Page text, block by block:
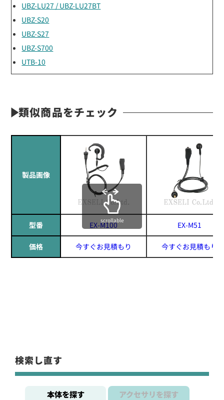
UBZ-LU27 / UBZ-LU27BT
UBZ-S20
UBZ-S27
UBZ-S700
UTB-10
類似商品をチェック
製品画像
型番 EX-M100 EX-M51
価格 今すぐお見積もり 今すぐお見積もり
scrollable
検索し直す
本体を探す アクセサリを探す